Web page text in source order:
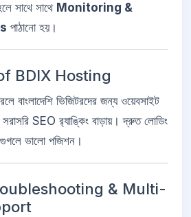
সাথে সাথে Monitoring &
পাঠানো হয়।
BDIX Hosting
বাংলাদেশি ভিজিটরদের জন্য ওয়েবসাইট
SEO র‌্যাঙ্কিং বাড়ায়। দ্রুত লোডিং
ভালো পজিশন।
& Multi-